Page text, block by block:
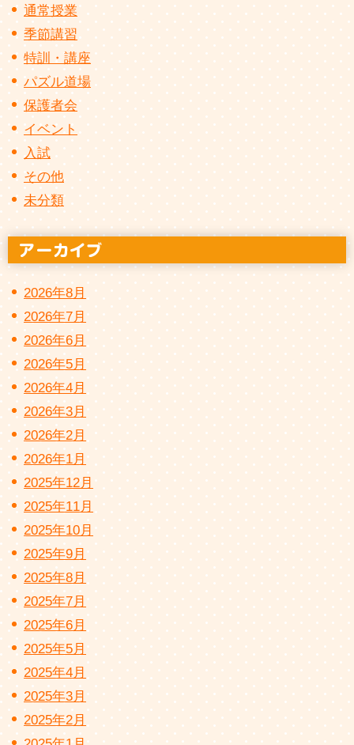
通常授業
季節講習
特訓・講座
パズル道場
保護者会
イベント
入試
その他
未分類
2026年8月
2026年7月
2026年6月
2026年5月
2026年4月
2026年3月
2026年2月
2026年1月
2025年12月
2025年11月
2025年10月
2025年9月
2025年8月
2025年7月
2025年6月
2025年5月
2025年4月
2025年3月
2025年2月